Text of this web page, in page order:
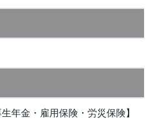
年金・雇用保険・労災保険】